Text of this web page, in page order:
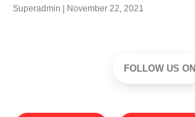
Superadmin November 22, 2021
FOLLOW US ON